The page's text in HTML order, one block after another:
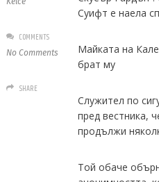
Суифт е наела
Майката на
брат му
Служител по
пред вестника,
продължи
Той обаче
COMMENTS
No Comments
SHARE